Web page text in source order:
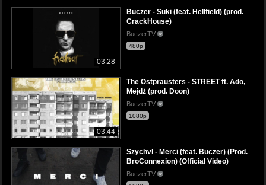
03:28
Buczer - Suki (feat. Hellfield) (prod.
CrackHouse)
BuczerTV
480p
03:44
The Ostprausters - STREET ft. Ado,
Mejdż (prod. Doon)
BuczerTV
1080p
Szychvl - Merci (feat. Buczer) (Prod.
BroConnexion) (Official Video)
BuczerTV